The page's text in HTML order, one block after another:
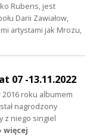
Rubens, jest
Darii Zawiałow,
artystami jak Mrozu,
07 -13.11.2022
2016 roku albumem
nagrodzony
z niego singiel
więcej